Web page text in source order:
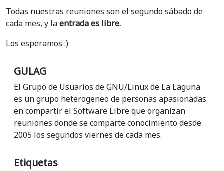
Todas nuestras reuniones son el segundo sábado de
cada mes, y laentrada es libre.
Los esperamos :)
GULAG
El Grupo de Usuarios de GNU/Linux de La Laguna
es un grupo heterogeneo de personas apasionadas
en compartir el Software Libre que organizan
reuniones donde se comparte conocimiento desde
2005 los segundos viernes de cada mes.
Etiquetas